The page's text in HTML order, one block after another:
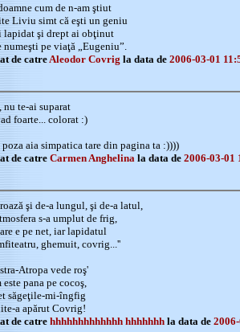
cum de n-am ştiut
Liviu simt că eşti un geniu
lapidat şi drept ai obţinut
numeşti pe viaţă „Eugeniu”.
de catreAleodor Covrig la data de 2006-03-01
nu te-ai suparat
foarte... colorat :)
poza aia simpatica tare din pagina ta :))))
de catre Carmen Anghelina la data de 2006-03-01
şi de-a lungul, şi de-a latul,
s-a umplut de frig,
e pe net, iar lapidatul
ghemuit, covrig...''
Atropa vede roş'
este pana pe cocoş,
săgeţile-mi-îngfig
a apărut Covrig!
de catre hhhhhhhhhhhhh hhhhhhh la data de